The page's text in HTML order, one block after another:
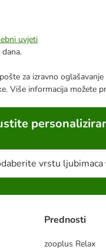
uvjeti
za izravno
Više informacija možete
vrstu ljubimaca
Prednosti
zooplus Relax